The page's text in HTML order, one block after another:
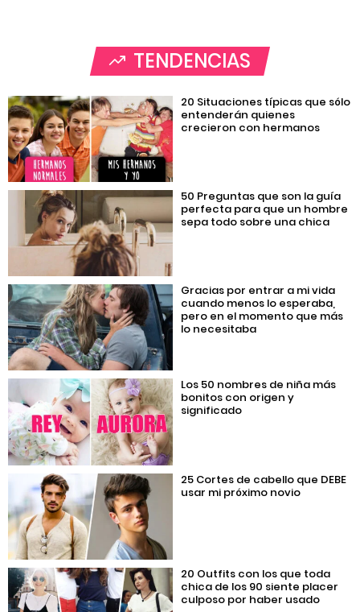
TENDENCIAS
20 Situaciones típicas que sólo
entenderán quienes
crecieron con hermanos
50 Preguntas que son la guía
perfecta para que un hombre
sepa todo sobre una chica
Gracias por entrar a mi vida
cuando menos lo esperaba,
pero en el momento que más
lo necesitaba
Los 50 nombres de niña más
bonitos con origen y
significado
25 Cortes de cabello que DEBE
usar mi próximo novio
20 Outfits con los que toda
chica de los 90 siente placer
culposo por haber usado